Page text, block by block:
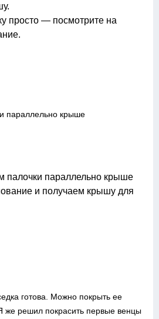
просто — посмотрите на
палочки параллельно крыше
и получаем крышу для
готова. Можно покрыть ее
же решил покрасить первые венцы